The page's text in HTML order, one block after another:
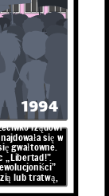
rządowi
się w
gwałtowne.
„Libertad!”.
lub tratwą,
1994